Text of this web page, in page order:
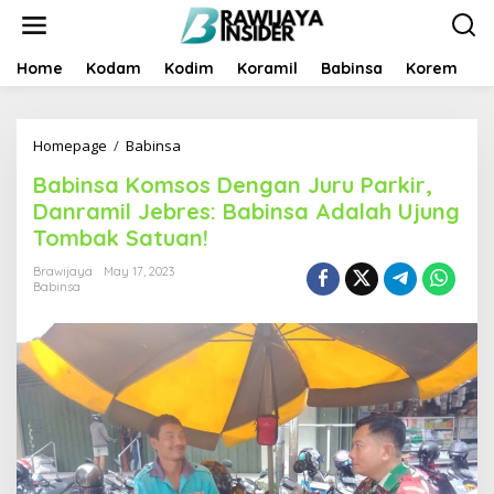
t
Home Kodam Kodim Koramil Babinsa Korem
Homepage / Babinsa
b
i
n
s
m
o
e
n
g
a
Babinsa Komsos Dengan Juru Parkir,
Danramil Jebres: Babinsa Adalah Ujung
Tombak Satuan!
Brawijaya
May 17, 2023
Babinsa